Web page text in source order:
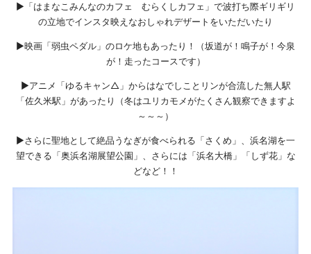
▶「はまなこみんなのカフェ むらくしカフェ」で波打ち際ギリギリ
の立地でインスタ映えなおしゃれデザートをいただいたり
▶映画「弱虫ペダル」のロケ地もあったり！（坂道が！鳴子が！今泉
が！走ったコースです）
▶アニメ「ゆるキャン△」からはなでしことリンが合流した無人駅
「佐久米駅」があったり（冬はユリカモメがたくさん観察できますよ
～～～）
▶さらに聖地として絶品うなぎが食べられる「さくめ」、浜名湖を一
望できる「奥浜名湖展望公園」、さらには「浜名大橋」「しず花」な
どなど！！